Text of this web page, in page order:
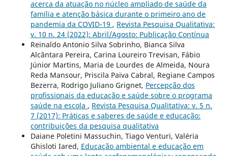
acerca da atuação no núcleo ampliado de saúde da
família e atenção básica durante o primeiro ano de
pandemia da COVID-19 , Revista Pesquisa Qualitativa:
v. 10 n. 24 (2022): Abril/Agosto: Publicação Contínua
Reinaldo Antonio Silva Sobrinho, Bianca Silva
Alcântara Pereira, Carina Loureiro Trevisan, Fábio
Júnior Martins, Maria de Lourdes de Almeida, Noura
Reda Mansour, Priscila Paiva Cabral, Regiane Campos
Bezerra, Rodrigo Juliano Grignet, Percepção dos
profissionais da educação e saúde sobre o programa
saúde na escola , Revista Pesquisa Qualitativa: v. 5 n.
7 (2017): Práticas e saberes de saúde e educação:
contribuições da pesquisa qualitativa
Daiane Poletini Massuchin, Tiago Venturi, Valéria
Ghisloti Iared, Educação ambiental e educação em